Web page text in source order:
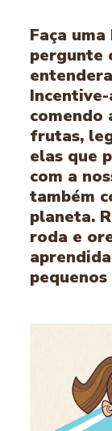
Faça
pergunte
comendo
frutas,
elas que
com a
também
planeta.
roda e